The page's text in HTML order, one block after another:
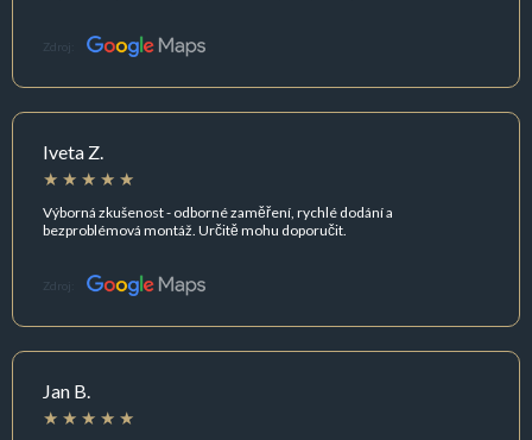
Zdroj:
Iveta Z.
Výborná zkušenost - odborné zaměření, rychlé dodání a
bezproblémová montáž. Určitě mohu doporučit.
Zdroj:
Jan B.